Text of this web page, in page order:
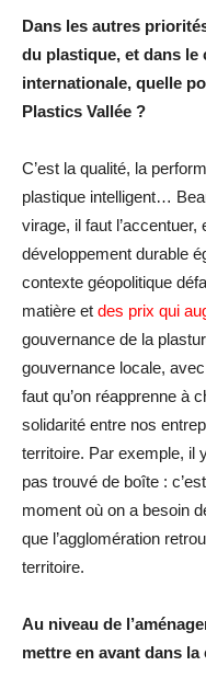
Dans les autres
du plastique, et dans le
internationale, quelle
Plastics Vallée ?
C’est la qualité, la
plastique intelligent…
virage, il faut
développement durable
contexte géopolitique
matière et des prix qui
gouvernance de la
gouvernance locale,
faut qu’on réapprenne à
solidarité entre nos
territoire. Par exemple, il
pas trouvé de boîte :
moment où on a besoin
que l’agglomération
territoire.
Au niveau de
mettre en avant dans